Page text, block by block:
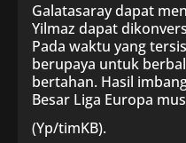
Galatasaray dapat
Yilmaz dapat
Pada waktu yang
berupaya untuk
bertahan. Hasil
Besar Liga Europa
(Yp/timKB).